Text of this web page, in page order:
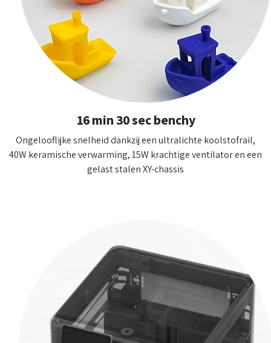
16 min 30 sec benchy
Ongelooflijke snelheid dankzij een ultralichte koolstofrail,
40W keramische verwarming, 15W krachtige ventilator en een
gelast stalen XY-chassis